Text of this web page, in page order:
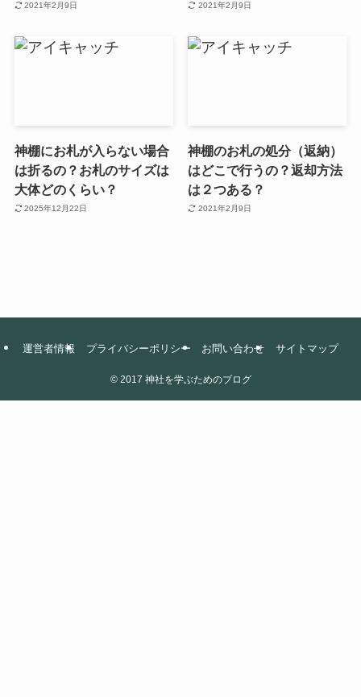
2021年2月9日 2021年2月9日
神棚にお札が入らない場合
は折るの？お札のサイズは
大体どのくらい？
2025年12月22日
神棚のお札の処分（返納）
はどこで行うの？返却方法
は２つある？
2021年2月9日
運営者情報 プライバシーポリシー お問い合わせ サイトマップ
©2017 神社を学ぶためのブログ